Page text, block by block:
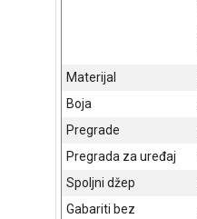
Materijal
Boja
Pregrade
Pregrada za uređaj
Spoljni džep
Gabariti bez